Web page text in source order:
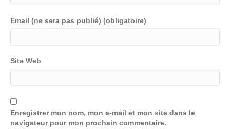
Email (ne sera pas publié) (obligatoire)
Site Web
Enregistrer mon nom, mon e-mail et mon site dans le
navigateur pour mon prochain commentaire.